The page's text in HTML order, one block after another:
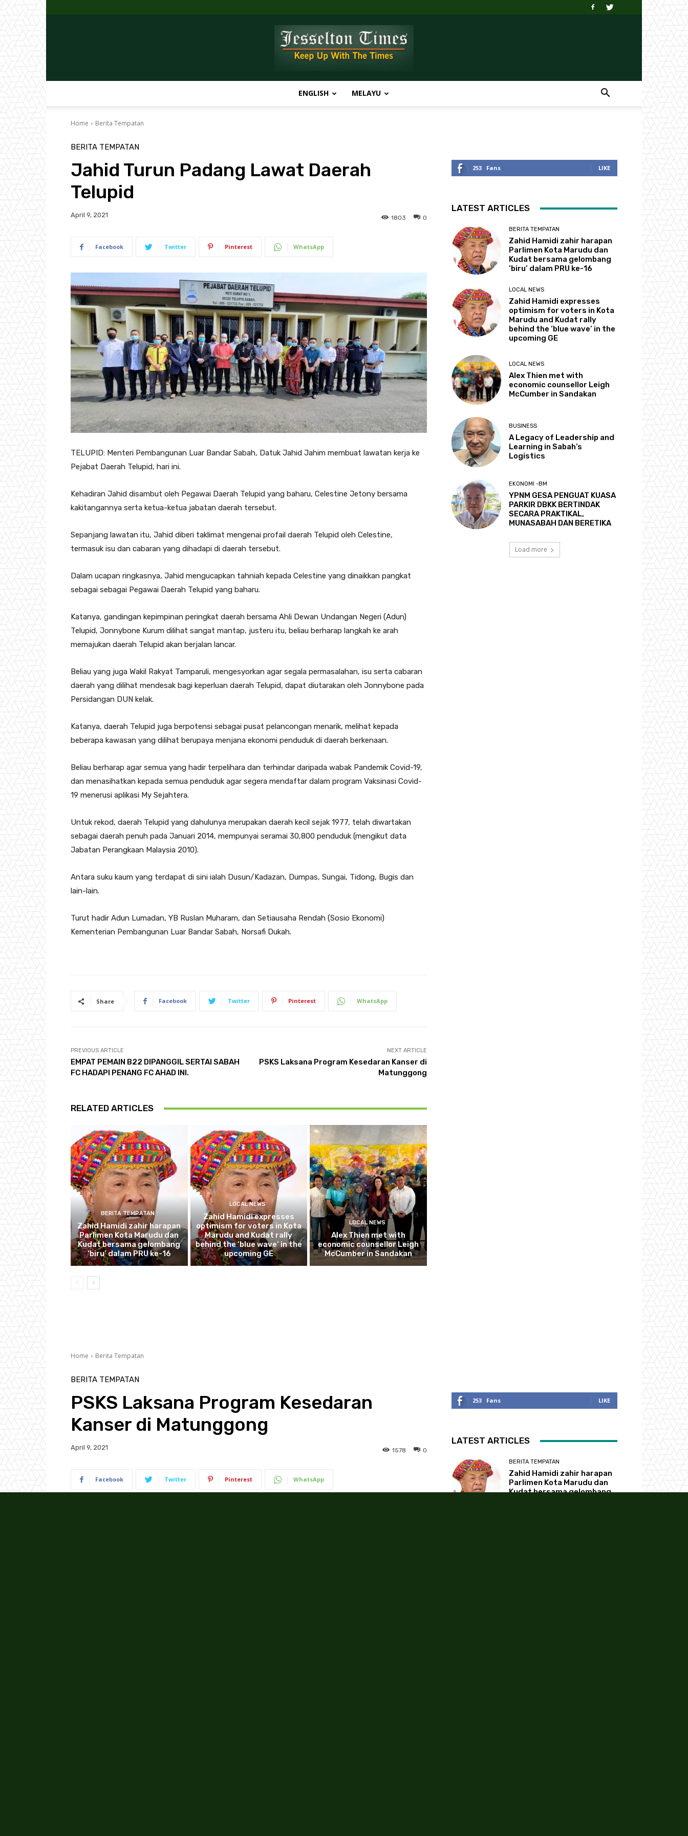
Times
ENGLISH MELAYU
Home Berita Tempatan
BERITA TEMPATAN
Jahid Turun Padang Lawat Daerah
Telupid
April 9, 2021 0
1803
Facebook Twitter Pinterest WhatsApp
TELUPID: Menteri Pembangunan Luar Bandar Sabah, Datuk Jahid Jahim membuat lawatan kerja ke
Pejabat Daerah Telupid, hari ini.
Kehadiran Jahid disambut oleh Pegawai Daerah Telupid yang baharu, Celestine Jetony bersama
kakitangannya serta ketua-ketua jabatan daerah tersebut.
Sepanjang lawatan itu, Jahid diberi taklimat mengenai profail daerah Telupid oleh Celestine,
termasuk isu dan cabaran yang dihadapi di daerah tersebut.
Dalam ucapan ringkasnya, Jahid mengucapkan tahniah kepada Celestine yang dinaikkan pangkat
sebagai sebagai Pegawai Daerah Telupid yang baharu.
Katanya, gandingan kepimpinan peringkat daerah bersama Ahli Dewan Undangan Negeri (Adun)
Telupid, Jonnybone Kurum dilihat sangat mantap, justeru itu, beliau berharap langkah ke arah
memajukan daerah Telupid akan berjalan lancar.
Beliau yang juga Wakil Rakyat Tamparuli, mengesyorkan agar segala permasalahan, isu serta cabaran
daerah yang dilihat mendesak bagi keperluan daerah Telupid, dapat diutarakan oleh Jonnybone pada
Persidangan DUN kelak.
Katanya, daerah Telupid juga berpotensi sebagai pusat pelancongan menarik, melihat kepada
beberapa kawasan yang dilihat berupaya menjana ekonomi penduduk di daerah berkenaan.
Beliau berharap agar semua yang hadir terpelihara dan terhindar daripada wabak Pandemik Covid-19,
dan menasihatkan kepada semua penduduk agar segera mendaftar dalam program Vaksinasi Covid-
19 menerusi aplikasi My Sejahtera.
Untuk rekod, daerah Telupid yang dahulunya merupakan daerah kecil sejak 1977, telah diwartakan
sebagai daerah penuh pada Januari 2014, mempunyai seramai 30,800 penduduk (mengikut data
Jabatan Perangkaan Malaysia 2010).
Antara suku kaum yang terdapat di sini ialah Dusun/Kadazan, Dumpas, Sungai, Tidong, Bugis dan
lain-lain.
Turut hadir Adun Lumadan, YB Ruslan Muharam, dan Setiausaha Rendah (Sosio Ekonomi)
Kementerian Pembangunan Luar Bandar Sabah, Norsafi Dukah.
Share Facebook Twitter Pinterest WhatsApp
PREVIOUS ARTICLE
EMPAT PEMAIN B22 DIPANGGIL SERTAI SABAH
FC HADAPI PENANG FC AHAD INI.
NEXT ARTICLE
PSKS Laksana Program Kesedaran Kanser di
Matunggong
RELATED ARTICLES
BERITA TEMPATAN
Zahid Hamidi zahir harapan
Parlimen Kota Marudu dan
Kudat bersama gelombang
‘biru’ dalam PRU ke-16
LOCAL NEWS
Zahid Hamidi expresses
optimism for voters in Kota
Marudu and Kudat rally
behind the ‘blue wave’ in the
upcoming GE
LOCAL NEWS
Alex Thien met with
economic counsellor Leigh
McCumber in Sandakan
253 Fans LIKE
LATEST ARTICLES
BERITA TEMPATAN
Zahid Hamidi zahir harapan
Parlimen Kota Marudu dan
Kudat bersama gelombang
‘biru’ dalam PRU ke-16
LOCAL NEWS
Zahid Hamidi expresses
optimism for voters in Kota
Marudu and Kudat rally
behind the ‘blue wave’ in the
upcoming GE
LOCAL NEWS
Alex Thien met with
economic counsellor Leigh
McCumber in Sandakan
BUSINESS
A Legacy of Leadership and
Learning in Sabah’s
Logistics
EKONOMI -BM
YPNM GESA PENGUAT KUASA
PARKIR DBKK BERTINDAK
SECARA PRAKTIKAL,
MUNASABAH DAN BERETIKA
Load more